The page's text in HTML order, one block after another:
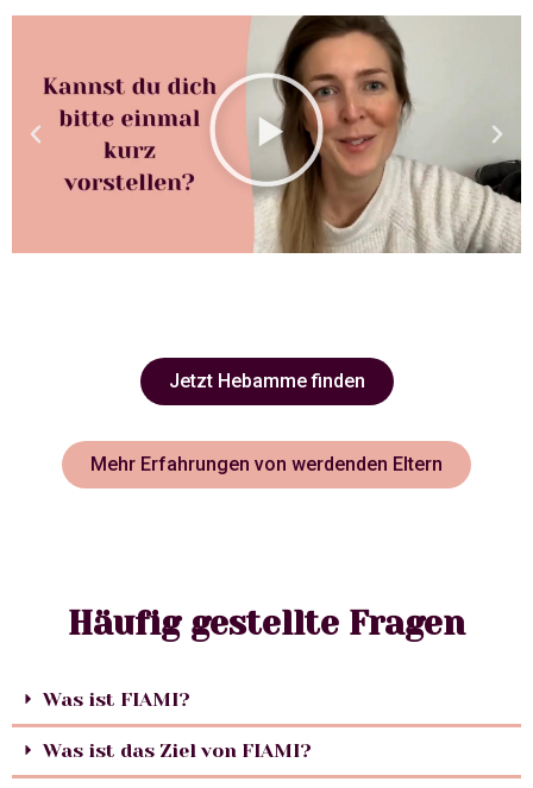
Jetzt Hebamme finden
Mehr Erfahrungen von werdenden Eltern
Häufig gestellte Fragen
Was ist FIAMI?
Was ist das Ziel von FIAMI?